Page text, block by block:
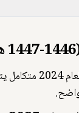
نحن نسعى